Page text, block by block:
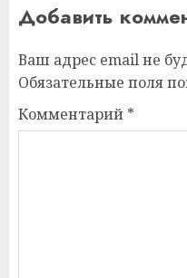
Добавить
Ваш адрес email не
Обязательные поля
Комментарий *